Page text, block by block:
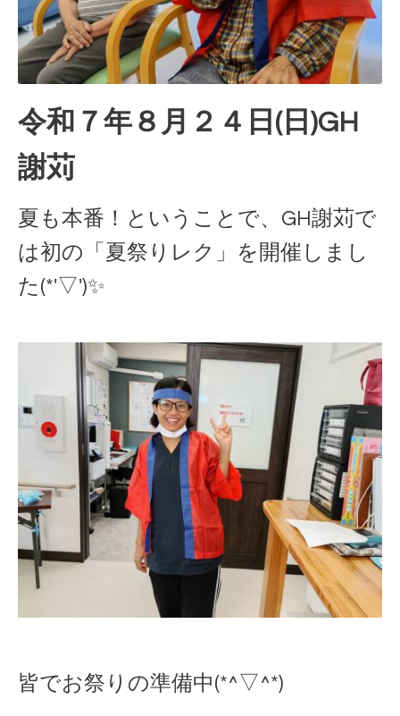
令和７年８月２４日(日)GH
謝苅
夏も本番！ということで、GH謝苅で
は初の「夏祭りレク」を開催しまし
た(*'▽')✨
皆でお祭りの準備中(*^▽^*)